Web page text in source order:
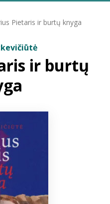
Pietaris ir burtų knyga
ir burtų